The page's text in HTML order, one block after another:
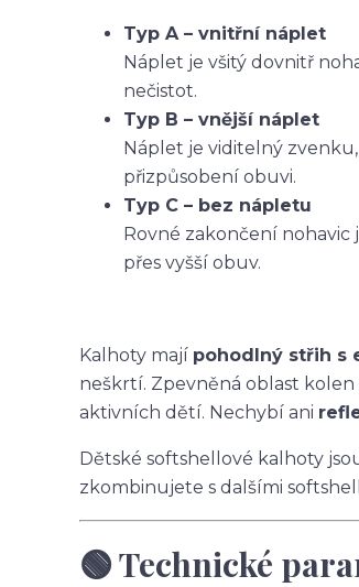
Typ A – vnitřní náplet
Náplet je všitý dovnitř
nečistot.
Typ B – vnější náplet
Náplet je viditelný
přizpůsobení obuvi.
Typ C – bez nápletu
Rovné zakončení
přes vyšší obuv.
Kalhoty mají pohodlný střih s
neškrtí. Zpevněná oblast
aktivních dětí. Nechybí ani
Dětské softshellové kalhoty
zkombinujete s dalšími
🟢 Technické